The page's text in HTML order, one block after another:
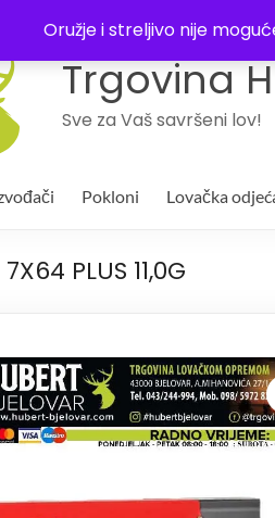
Oružje i streljivo nije
Trgovina
Sve za Vaš savršeni lov!
Pokloni Lovačka
PLUS 11,0G